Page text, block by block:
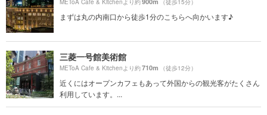
まずは丸の内南口から徒歩1分のこちらへ向かいます♪
三菱一号館美術館
METoA Cafe & Kitchenより約710m （徒歩12分）
近くにはオープンカフェもあって外国からの観光客がたくさん
利用しています。...